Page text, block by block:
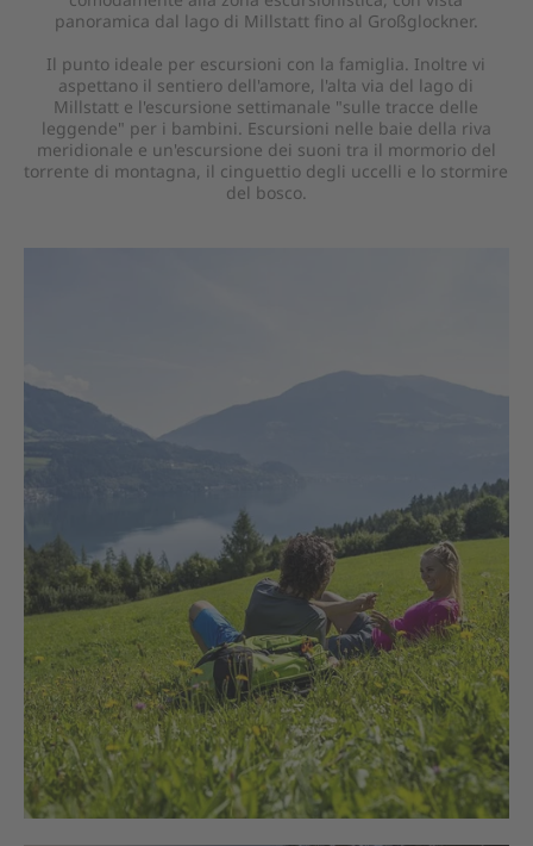
panoramica dal lago di Millstatt fino al Großglockner.
Il punto ideale per escursioni con la famiglia. Inoltre vi
aspettano il sentiero dell'amore, l'alta via del lago di
Millstatt e l'escursione settimanale "sulle tracce delle
leggende" per i bambini. Escursioni nelle baie della riva
meridionale e un'escursione dei suoni tra il mormorio del
torrente di montagna, il cinguettio degli uccelli e lo stormire
del bosco.